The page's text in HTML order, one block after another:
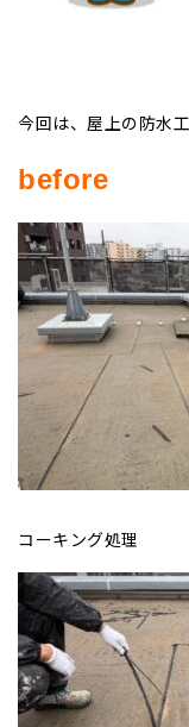
今回は、屋上の防水
before
コーキング処理